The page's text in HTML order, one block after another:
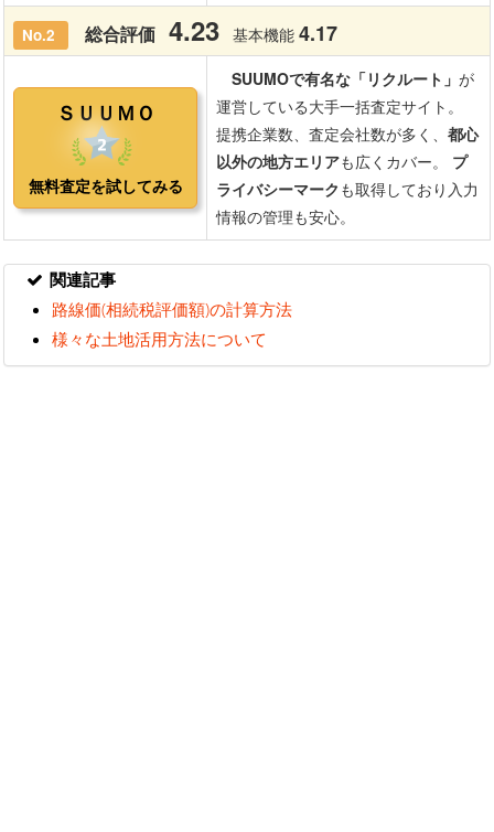
関連記事
路線価(相続税評価額)の計算方法
様々な土地活用方法について